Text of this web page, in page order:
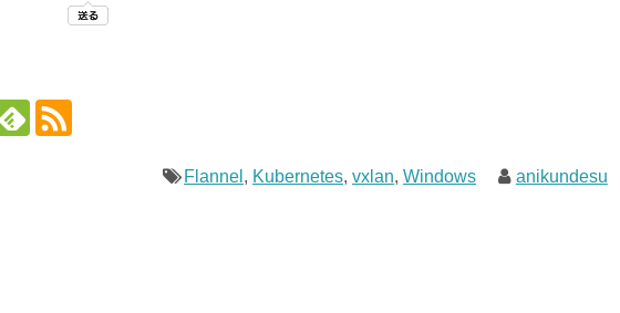
Flannel , Kubernetes,vxlan,Windows anikundesu